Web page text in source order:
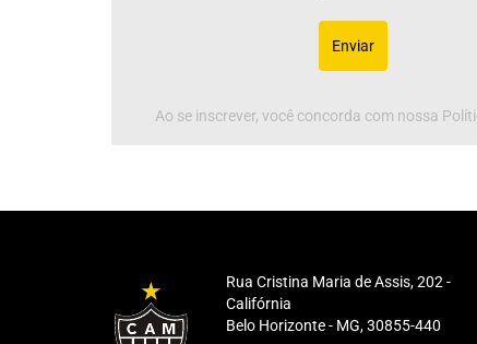
Enviar
Ao se inscrever, você concorda com nossa
Rua Cristina Maria de Assis, 202 -
Califórnia
Belo Horizonte - MG, 30855-440